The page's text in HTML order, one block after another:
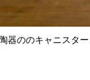
ののキャニスター